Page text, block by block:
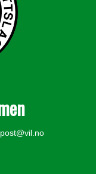
post@vil.no